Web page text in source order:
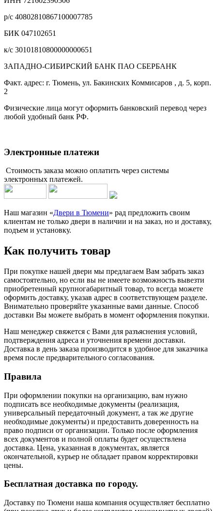
р/с 40802810867100007785
БИК 047102651
к/с 30101810800000000651
ЗАПАДНО-СИБИРСКИЙ БАНК ПАО СБЕРБАНК
Факт. адрес: г. Тюмень, ул. Бакинских Коммисаров , д. 5, корп.
2
Физические лица могут оформить банковский перевод через
любой удобный банк РФ.
Электронные платежи
Стоимость заказа можно оплатить через системы
электронных платежей.
Наш магазин «Двери в Тюмени» рад предложить своим
клиентам не только двери в наличии и на заказ, но и доставку,
подъем и установку.
Как получить товар
При покупке нашей двери мы предлагаем Вам забрать заказ
самостоятельно, но если вы не имеете возможность вывезти
приобретенный крупногабаритный товар, то всегда можете
оформить доставку, указав адрес в соответствующем разделе.
Внимательно проверяйте указанные вами данные. Способ
доставки Вы можете выбрать в момент оформления покупки.
Наш менеджер свяжется с Вами для разъяснения условий,
подтверждения адреса и уточнения времени доставки.
Доставка в день заказа производится в удобное для заказчика
время после предварительного согласования.
Правила
При оформлении покупки на организацию, вам нужно
подписать все необходимые документы (реализация,
универсальный передаточный документ, а так же другие
необходимые документы) и предоставить доверенность на
право подписи от организации. Только после оформления
всех документов и полной оплаты будет осуществлена
доставка. Цена, указанная в документах, является
окончательной, курьер не обладает правом корректировки
цены.
Бесплатная доставка по городу.
Доставку по Тюмени наша компания осуществляет бесплатно